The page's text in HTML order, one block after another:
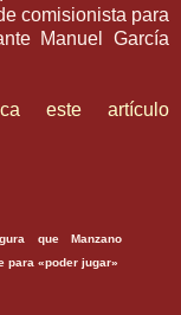
comisionistapara
ManuelGarcía
este artículo
que Manzano
para «poder jugar»